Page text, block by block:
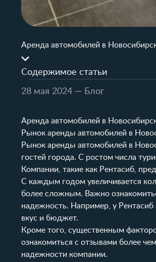
Аренда автомобилей в
Содержимое статьи
28 мая 2024 — Блог
Аренда автомобилей в
Рынок аренды автомобилей в
Рынок аренды автомобилей в
гостей города. С ростом числа
Компании, такие как Рентасиб,
С каждым годом увеличивается
более сложным. Важно
надежность. Например, у
вкус и бюджет.
Кроме того, существенным
ознакомиться с отзывами более
надежности компании.